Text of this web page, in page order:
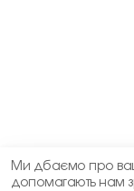
Ми дбаємо про
допомагають нам